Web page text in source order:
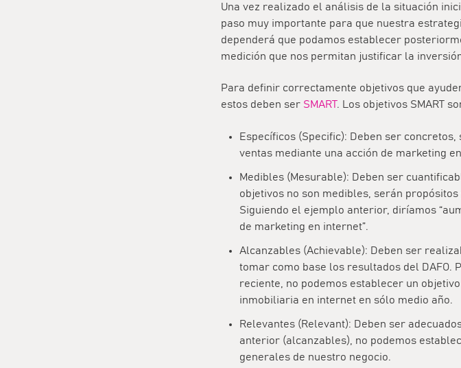
Una vez realizado el análisis de la situación
paso muy importante para que nuestra
dependerá que podamos establecer
medición que nos permitan justificar la
Para definir correctamente objetivos que
estos deben ser SMART. Los objetivos SMART
Específicos (Specific): Deben ser
ventas mediante una acción de marketing
Medibles (Mesurable): Deben ser
objetivos no son medibles, serán
Siguiendo el ejemplo anterior, diríamos
de marketing en internet”.
Alcanzables (Achievable): Deben ser
tomar como base los resultados del DAFO.
reciente, no podemos establecer un
inmobiliaria en internet en sólo medio año.
Relevantes (Relevant): Deben ser
anterior (alcanzables), no podemos
generales de nuestro negocio.